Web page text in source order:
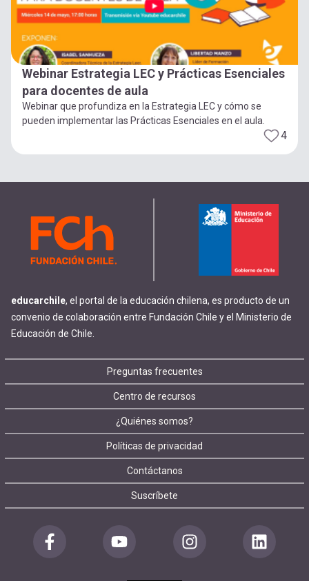
Webinar Estrategia LEC y Prácticas Esenciales
para docentes de aula
Webinar que profundiza en la Estrategia LEC y cómo se
pueden implementar las Prácticas Esenciales en el aula.
4
educarchile, el portal de la educación chilena, es producto de un
convenio de colaboración entre Fundación Chile y el Ministerio de
Educación de Chile.
Footer
menu
Preguntas frecuentes
Centro de recursos
¿Quiénes somos?
Políticas de privacidad
Contáctanos
Suscríbete
Redes